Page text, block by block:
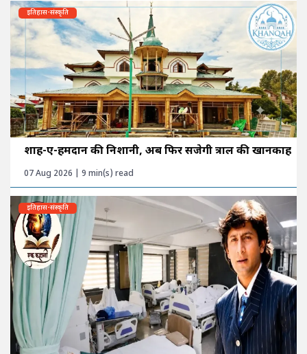
इतिहास-संस्कृति
शाह-ए-हमदान की निशानी, अब फिर सजेगी त्राल की खानकाह
07 Aug 2026 | 9 min(s) read
इतिहास-संस्कृति